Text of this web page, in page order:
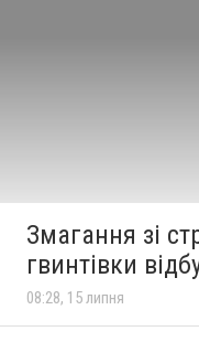
Змагання зі
гвинтівки
08:28, 15 липня